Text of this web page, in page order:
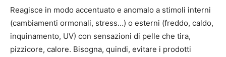
Reagisce in modo accentuato e anomalo a stimoli interni
(cambiamenti ormonali, stress…) o esterni (freddo, caldo,
inquinamento, UV) con sensazioni di pelle che tira,
pizzicore, calore. Bisogna, quindi, evitare i prodotti